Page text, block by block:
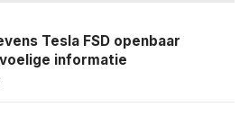
Tesla FSD openbaar
informatie